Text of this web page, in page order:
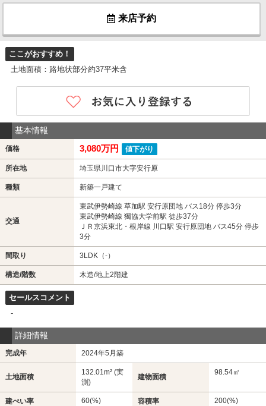
来店予約
ここがおすすめ！
土地面積：路地状部分約37平米含
基本情報
価格 3,080万円 値下がり
所在地 埼玉県川口市大字安行原
種類 新築一戸建て
交通
東武伊勢崎線 草加駅 安行原団地 バス18分 停歩3分
東武伊勢崎線 獨協大学前駅 徒歩37分
ＪＲ京浜東北・根岸線 川口駅 安行原団地 バス45分 停歩
3分
間取り 3LDK（-）
構造/階数 木造/地上2階建
セールスコメント
-
詳細情報
完成年 2024年5月築
土地面積
132.01m² (実
測)
建物面積
98.54㎡
建ぺい率 60(%) 容積率 200(%)